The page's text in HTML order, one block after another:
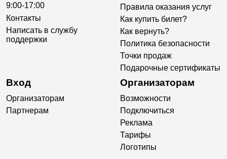
9:00-17:00
Контакты
Написать в службу
поддержки
Правила оказания услуг
Как купить билет?
Как вернуть?
Политика безопасности
Точки продаж
Подарочные сертификаты
Вход
Организаторам
Партнерам
Организаторам
Возможности
Подключиться
Реклама
Тарифы
Логотипы